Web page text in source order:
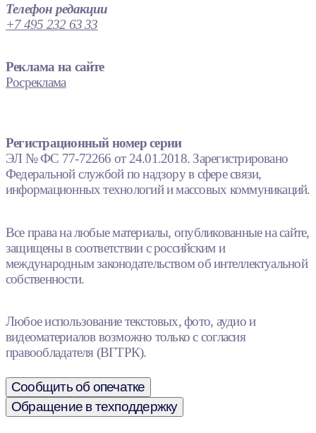
Телефон редакции
+7 495 232 63 33
Реклама на сайте
Росреклама
Регистрационный номер серии
ЭЛ № ФС 77-72266 от 24.01.2018. Зарегистрировано
Федеральной службой по надзору в сфере связи,
информационных технологий и массовых коммуникаций.
Все права на любые материалы, опубликованные на сайте,
защищены в соответствии с российским и
международным законодательством об интеллектуальной
собственности.
Любое использование текстовых, фото, аудио и
видеоматериалов возможно только с согласия
правообладателя (ВГТРК).
Сообщить об опечатке
Обращение в техподдержку